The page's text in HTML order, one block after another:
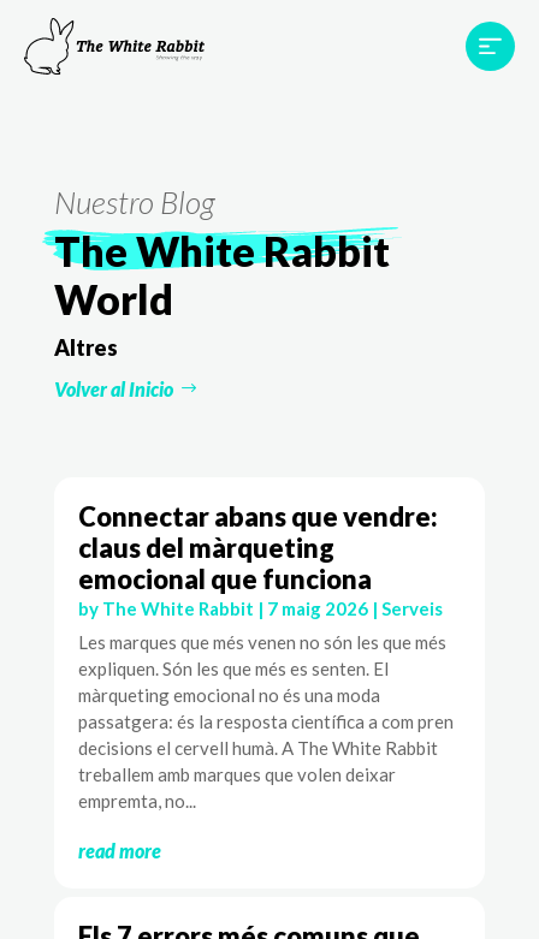
Projectes
Nuestro Blog
The White Rabbit
World
Altres
Volver al Inicio
Connectar abans que vendre:
claus del màrqueting
emocional que funciona
by The White Rabbit | 7 maig 2026| Serveis
Les marques que més venen no són les que més
expliquen. Són les que més es senten. El
màrqueting emocional no és una moda
passatgera: és la resposta científica a com pren
decisions el cervell humà. A The White Rabbit
treballem amb marques que volen deixar
empremta, no...
read more